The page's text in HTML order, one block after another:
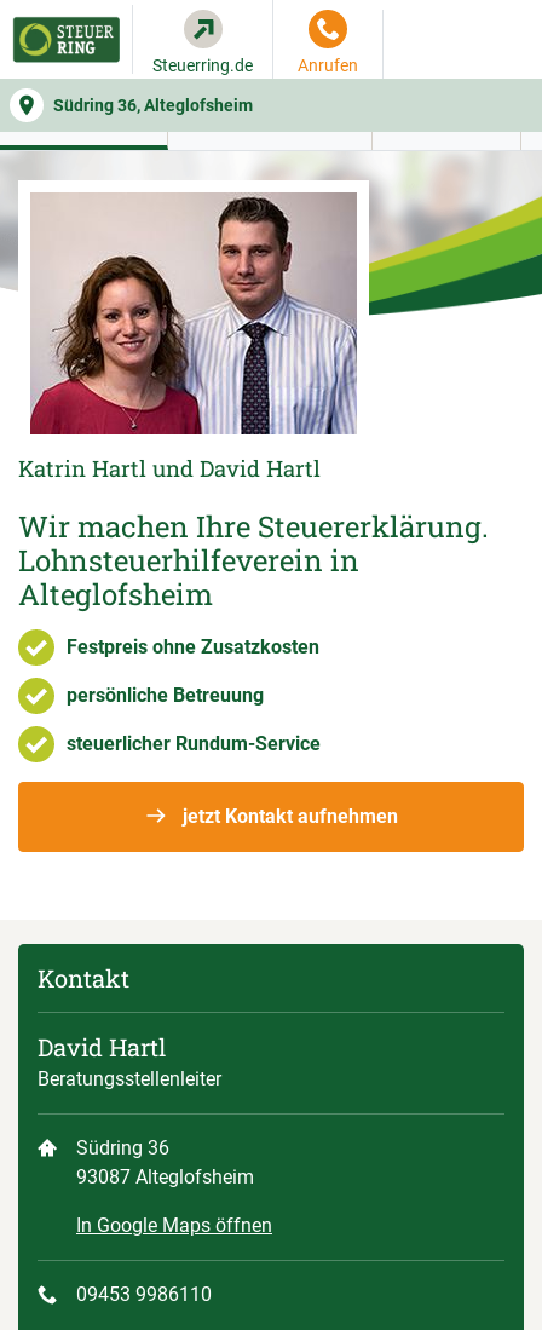
Südring 36, Alteglofsheim
Steuerring.de Anrufen
WER SIE BERÄT BEITRAGSRECHNER
Wir machen Ihre Steuererklärung.
Lohnsteuerhilfeverein in
Alteglofsheim
Festpreis ohne Zusatzkosten
persönliche Betreuung
steuerlicher Rundum-Service
jetzt Kontakt aufnehmen
Katrin Hartl und David Hartl
Kontakt
David Hartl
Beratungsstellenleiter
Südring 36
93087 Alteglofsheim
In Google Maps öffnen
09453 9986110